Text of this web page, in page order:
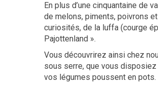
En plus d’une cinquantaine de
de melons, piments, poivrons
curiosités, de la luffa (courge
Pajottenland ».
Vous découvrirez ainsi chez
sous serre, que vous disposiez
vos légumes poussent en pots.